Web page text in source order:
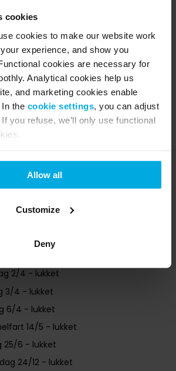
cookies
cookies to make our website work
experience, and show you
cookies are necessary for
Analytical cookies help us
and marketing cookies enable
the cookie settings , you can adjust
you refuse, we’ll only use functional
Allow all
Customize
Deny
med din cykel? Læs
du kan booke en aftale i din
appen.
2/4 - lukket
3/4 - lukket
6/4 - lukket
14/5 - lukket
25/6 - lukket
24/12 - lukket